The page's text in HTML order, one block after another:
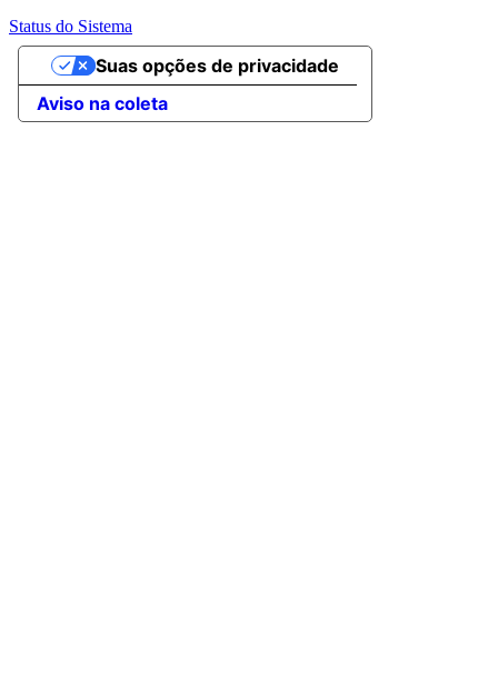
Status do Sistema
Aviso na coleta
Suas opções de privacidade